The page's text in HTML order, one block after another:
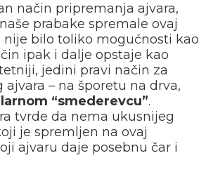
način pripremanja ajvara,
prabake spremale ovaj
bilo toliko mogućnosti kao
ipak i dalje opstaje kao
jedini pravi način za
– na šporetu na drva,
“smederevcu”.
tvrde da nema ukusnijeg
je spremljen na ovaj
ajvaru daje posebnu čar i